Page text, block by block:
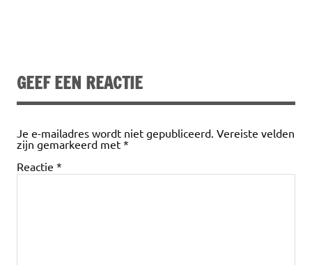
GEEF EEN REACTIE
Je e-mailadres wordt niet gepubliceerd. Vereiste velden
zijn gemarkeerd met *
Reactie *